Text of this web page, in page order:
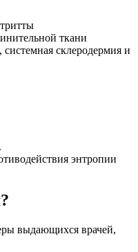
ткани
системная склеродермия и
энтропии
выдающихся врачей,